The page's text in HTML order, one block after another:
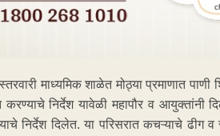
माध्यमिक शाळेत मोठ्या प्रमाणात पाणी
निर्देश यावेळी महापौर व आयुक्तांनी
निर्देश दिलेत. या परिसरात कचऱ्याचे